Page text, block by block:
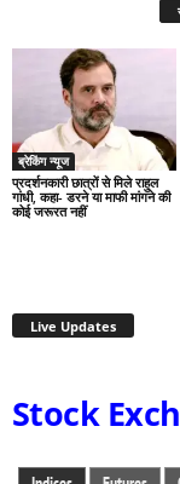
ब्रेकिंग न्यूज
प्रदर्शनकारी छात्रों से मिले राहुल
गांधी, कहा- डरने या माफी मांगने की
कोई जरूरत नहीं
Live Updates
Stock